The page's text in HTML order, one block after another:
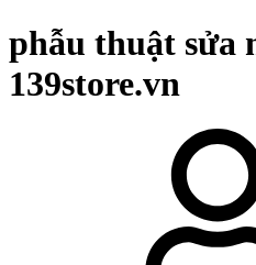
phẫu thuật sửa
139store.vn